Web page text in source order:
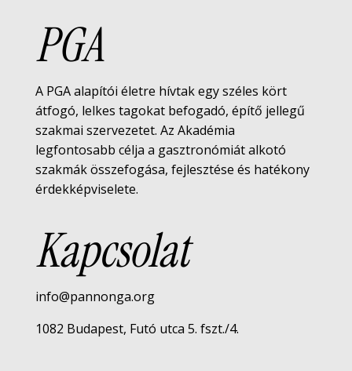
PGA
A PGA alapítói életre hívtak egy széles kört
átfogó, lelkes tagokat befogadó, építő jellegű
szakmai szervezetet. Az Akadémia
legfontosabb célja a gasztronómiát alkotó
szakmák összefogása, fejlesztése és hatékony
érdekképviselete.
Kapcsolat
info@pannonga.org
1082 Budapest, Futó utca 5. fszt./4.